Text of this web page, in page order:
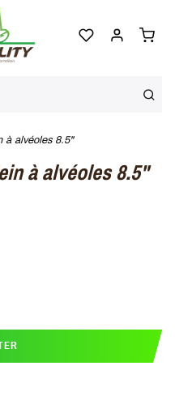
à alvéoles 8.5"
à alvéoles 8.5"